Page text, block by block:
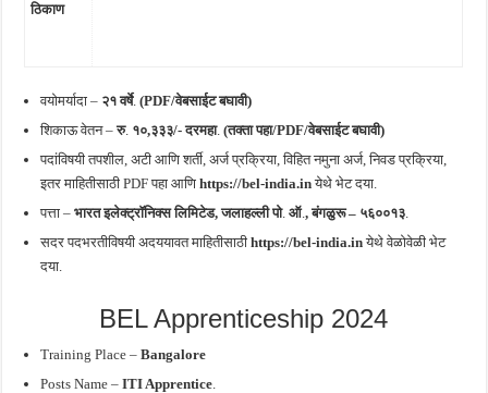
ठिकाण
वयोमर्यादा – २१ वर्षे. (PDF/वेबसाईट बघावी)
शिकाऊ वेतन –रु. १०,३३३/- दरमहा. (तक्ता पहा/PDF/वेबसाईट बघावी)
पदांविषयी तपशील, अटी आणि शर्ती, अर्ज प्रक्रिया, विहित नमुना अर्ज, निवड प्रक्रिया,
इतर माहितीसाठी PDF पहा आणिhttps://bel-india.inयेथे भेट दया.
पत्ता –भारत इलेक्ट्रॉनिक्स लिमिटेड, जलाहल्ली पो.ऑ., बंगळुरू – ५६००१३
सदर पदभरतीविषयी अदययावत माहितीसाठीhttps://bel-india.inयेथे वेळोवेळी भेट
दया.
BEL Apprenticeship 2024
Training Place –Bangalore
Posts Name –ITI Apprentice